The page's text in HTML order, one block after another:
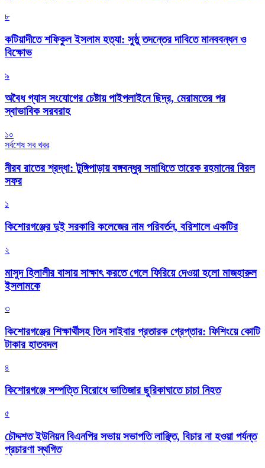
৮
কটিয়াদীতে শফিকুল ইসলাম হত্যা: সুষ্ঠু তদন্তের দাবিতে মানববন্ধন ও
বিক্ষোভ
৯
অবৈধ গ্যাস সংযোগের চেষ্টায় পাইপলাইনে ছিদ্র, মেরামতের পর
স্বাভাবিক সরবরাহ
১০
সর্বশেষ সব খবর
নীরব রাতের শ্রদ্ধা: টুঙ্গিপাড়ায় বঙ্গবন্ধুর সমাধিতে তারেক রহমানের বিরল
সফর
১
কিশোরগঞ্জের দুই সরকারি কলেজের নাম পরিবর্তন, বরিশালে একটির
২
মাসুদ হিলালীর বাসায় সাক্ষাৎ করতে গেলে ফিরিয়ে দেওয়া হলো মাজহারুল
ইসলামকে
৩
কিশোরগঞ্জের শিক্ষার্থীসহ তিন সাইবার প্রতারক গ্রেপ্তার: ফিশিংয়ে কোটি
টাকার হাতবদল
৪
কিশোরগঞ্জে সম্পত্তি বিরোধে ভাতিজার ছুরিকাঘাতে চাচা নিহত
৫
চৌদ্দশত ইউনিয়ন বিএনপির সভায় সভাপতি লাঞ্ছিত, বিচার না হওয়া পর্যন্ত
প্রচারণা স্থগিত